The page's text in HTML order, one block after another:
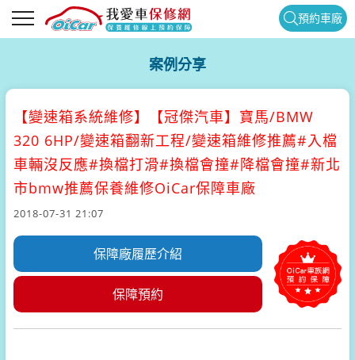
預約車廠
案例分享
【變速箱系統維修】
【冠傑汽車】寶馬/BMW
320 6HP/變速箱翻新工程/變速箱維修推薦#入檔
車輛沒反應#換檔打滑#換檔會撞#降檔會撞#新北
市bmw推薦保養維修OiCar保障車廠
2018-07-31 21:07
保障廠履歷介紹
保障預約